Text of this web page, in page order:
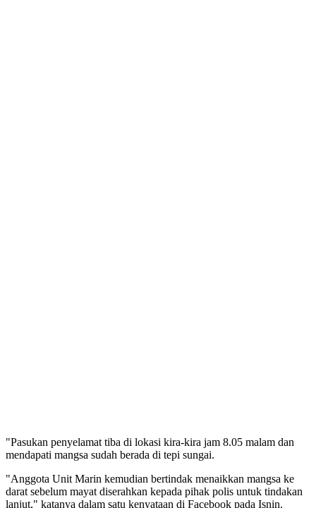
"Pasukan penyelamat tiba di lokasi kira-kira jam 8.05 malam dan
mendapati mangsa sudah berada di tepi sungai.
"Anggota Unit Marin kemudian bertindak menaikkan mangsa ke
darat sebelum mayat diserahkan kepada pihak polis untuk tindakan
lanjut," katanya dalam satu kenyataan di Facebook pada Isnin.